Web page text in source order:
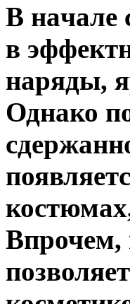
В нaчaлe
в
наряды,
Однако
Впрочем,